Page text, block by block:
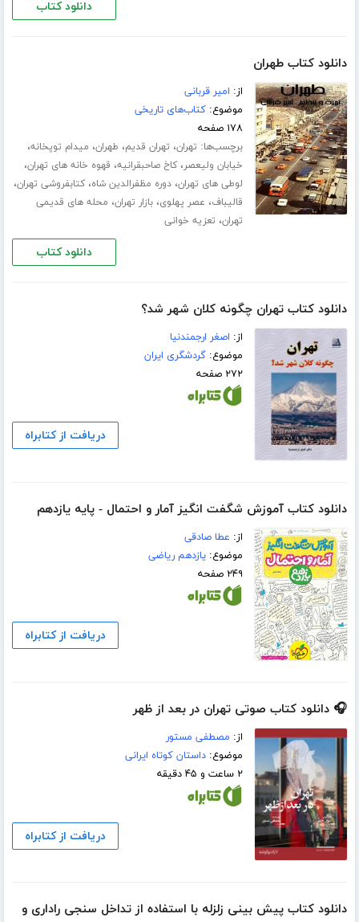
دانلود کتاب
دانلود کتاب طهران
از: امیر قربانی
موضوع:کتاب‌های تاریخی
۱۷۸ صفحه
برچسب‌ها: تهران، تهران قدیم، طهران، میدام توپخانه،
خیابان ولیعصر،کاخ صاحبقرانیه، قهوه خانه های تهران،
لوطی های تهران،دوره مظفرالدین شاه،کتابفروشی تهران،
قالیباف، عصر پهلوی،بازار تهران، محله های قدیمی
تهران، تعزیه خوانی
دانلود کتاب
دانلود کتاب تهران چگونه کلان شهر شد؟
از: اصغر ارجمندنیا
موضوع:گردشگری ایران
۲۷۲ صفحه
دریافت از کتابراه
دانلود کتاب آموزش شگفت انگیز آمار و احتمال - پایه یازدهم
از: عطا صادقی
موضوع:یازدهم ریاضی
۲۴۹ صفحه
دریافت از کتابراه
🎧 دانلود کتاب صوتی تهران در بعد از ظهر
از: مصطفی مستور
موضوع:داستان کوتاه ایرانی
۲ ساعت و ۴۵ دقیقه
دریافت از کتابراه
دانلود کتاب پیش بینی زلزله با استفاده از تداخل سنجی راداری و